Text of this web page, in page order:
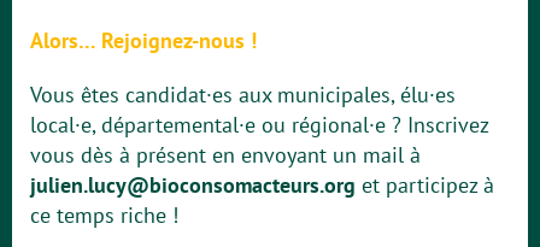
Alors… Rejoignez-nous !
Vous êtes candidat·es aux municipales, élu·es
local·e, départemental·e ou régional·e ? Inscrivez
vous dès à présent en envoyant un mail à
julien.lucy@bioconsomacteurs.org et participez à
ce temps riche !